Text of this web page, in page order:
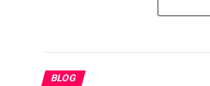
BLOG